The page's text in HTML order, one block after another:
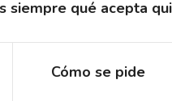
siempre qué acepta
Cómo se pide